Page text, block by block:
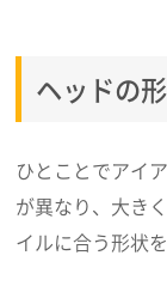
ヘッドの
ひとことでアイ
が異なり、大き
イルに合う形状